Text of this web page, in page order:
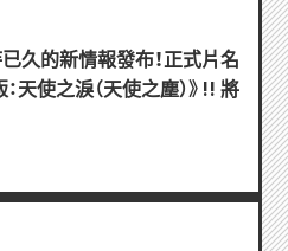
久的新情報發布！正式片名
天使之淚（天使之塵）》!! 將